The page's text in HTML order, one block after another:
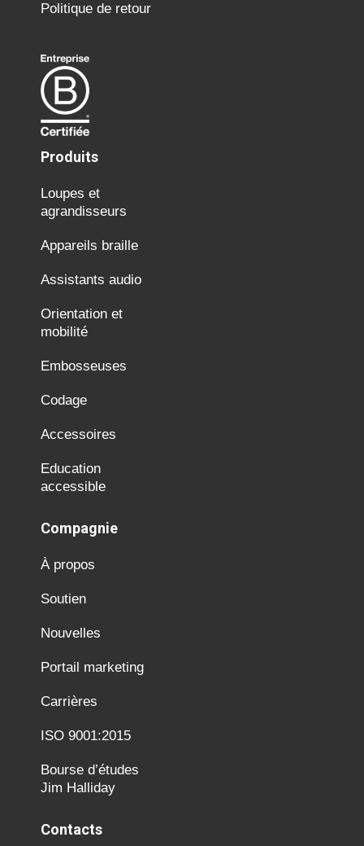
Politique de retour
Produits
Loupes et
agrandisseurs
Appareils braille
Assistants audio
Orientation et
mobilité
Embosseuses
Codage
Accessoires
Education
accessible
Compagnie
À propos
Soutien
Nouvelles
Portail marketing
Carrières
ISO 9001:2015
Bourse d’études
Jim Halliday
Contacts